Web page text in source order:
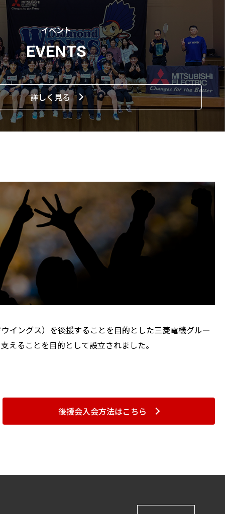
イベント
EVENTS
詳しく見る
イングス）を後援することを目的とした三菱電機グルー
ることを目的として設立されました。
後援会入会方法はこちら